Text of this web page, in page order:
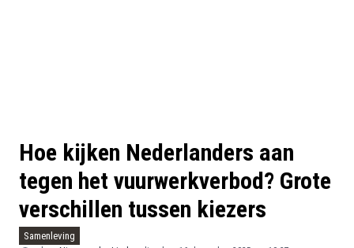
Hoe kijken Nederlanders aan
tegen het vuurwerkverbod? Grote
verschillen tussen kiezers
Samenleving